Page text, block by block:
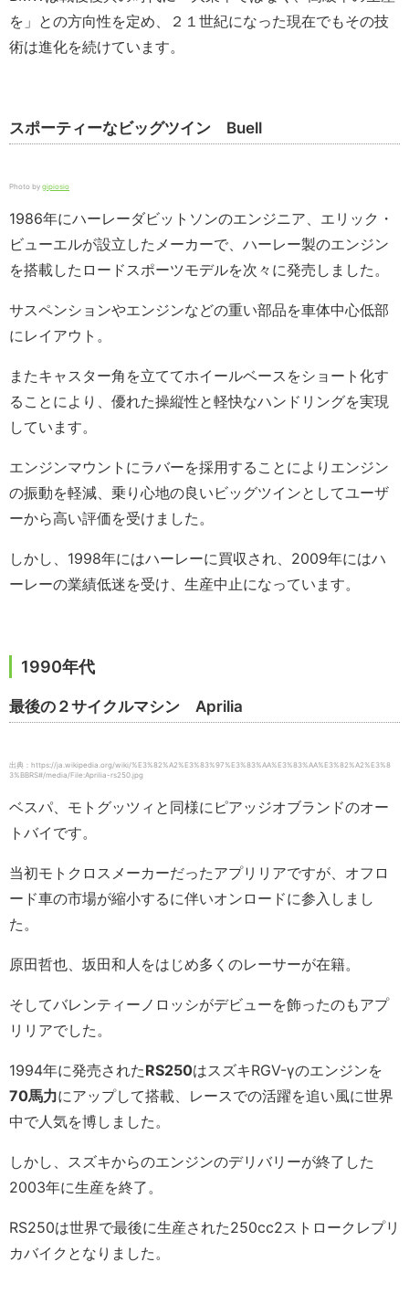
を」との方向性を定め、２１世紀になった現在でもその技
術は進化を続けています。
スポーティーなビッグツイン Buell
Photo by gipiosio
1986年にハーレーダビットソンのエンジニア、エリック・
ビューエルが設立したメーカーで、ハーレー製のエンジン
を搭載したロードスポーツモデルを次々に発売しました。
サスペンションやエンジンなどの重い部品を車体中心低部
にレイアウト。
またキャスター角を立ててホイールベースをショート化す
ることにより、優れた操縦性と軽快なハンドリングを実現
しています。
エンジンマウントにラバーを採用することによりエンジン
の振動を軽減、乗り心地の良いビッグツインとしてユーザ
ーから高い評価を受けました。
しかし、1998年にはハーレーに買収され、2009年にはハ
ーレーの業績低迷を受け、生産中止になっています。
1990年代
最後の２サイクルマシン Aprilia
出典：https://ja.wikipedia.org/wiki/%E3%82%A2%E3%83%97%E3%83%AA%E3%83%AA%E3%82%A2%E3%8
3%BBRS#/media/File:Aprilia-rs250.jpg
ベスパ、モトグッツィと同様にピアッジオブランドのオー
トバイです。
当初モトクロスメーカーだったアプリリアですが、オフロ
ード車の市場が縮小するに伴いオンロードに参入しまし
た。
原田哲也、坂田和人をはじめ多くのレーサーが在籍。
そしてバレンティーノロッシがデビューを飾ったのもアプ
リリアでした。
1994年に発売されたRS250はスズキRGV-γのエンジンを
70馬力にアップして搭載、レースでの活躍を追い風に世界
中で人気を博しました。
しかし、スズキからのエンジンのデリバリーが終了した
2003年に生産を終了。
RS250は世界で最後に生産された250cc2ストロークレプリ
カバイクとなりました。